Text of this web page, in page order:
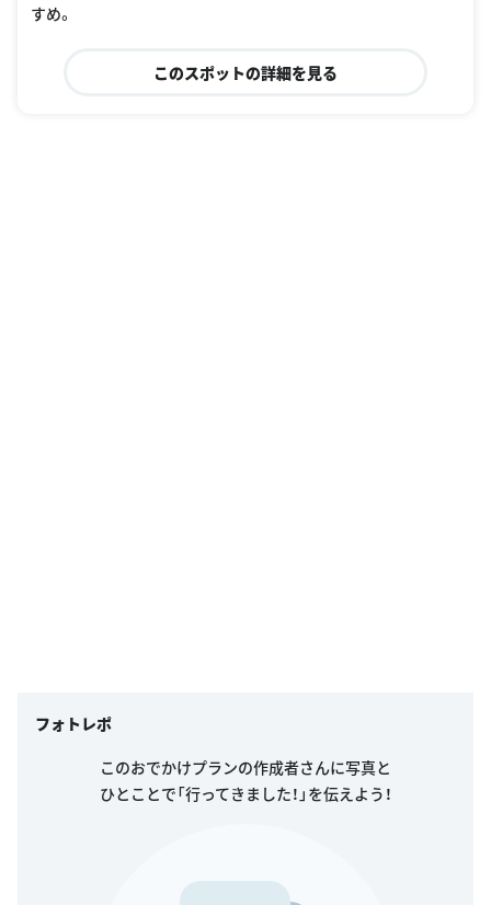
すめ。
このスポットの詳細を見る
フォトレポ
このおでかけプランの作成者さんに写真と
ひとことで「行ってきました！」を伝えよう！